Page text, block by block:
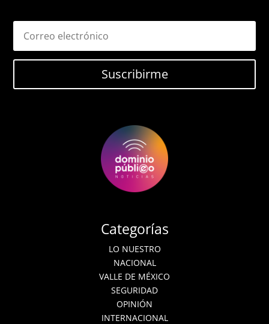
Suscribirme
Categorías
LO NUESTRO
NACIONAL
VALLE DE MÉXICO
SEGURIDAD
OPINIÓN
INTERNACIONAL